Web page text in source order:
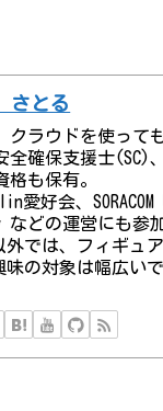
さとる
クラウドを使って
全確保支援士(SC)
格も保有。
愛好会、
などの運営にも参
外では、フィギュ
味の対象は幅広いで